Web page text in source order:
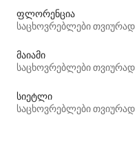
ფლორენცია
საცხოვრებლები თვიურად
მაიამი
საცხოვრებლები თვიურად
სიეტლი
საცხოვრებლები თვიურად